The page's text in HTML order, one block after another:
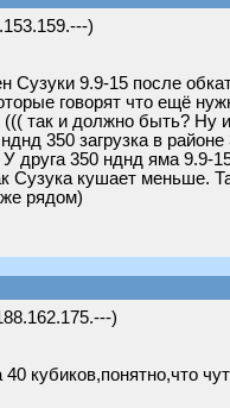
)
9.9-15 после
говорят что ещё
((( так и должно быть? Ну
350 загрузка в
друга 350 нднд яма 9.9-
кушает меньше.
рядом)
)
кубиков,понятно,что